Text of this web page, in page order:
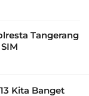
Tangerang
Kita Banget